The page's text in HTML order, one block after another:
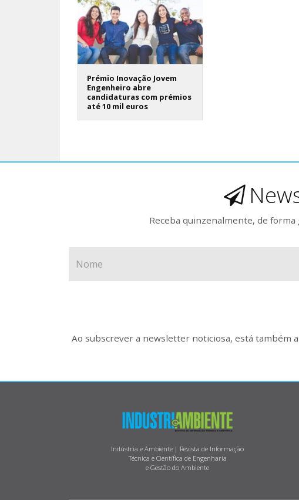
Prémio Inovação Jovem
Engenheiro abre
candidaturas com prémios
até 10 mil euros
Receba quinzenalmente, de
Ao subscrever a newsletter noticiosa, está também
Indústria e Ambiente | Revista de Informação
Técnica e Científica de Engenharia
e Gestão do Ambiente